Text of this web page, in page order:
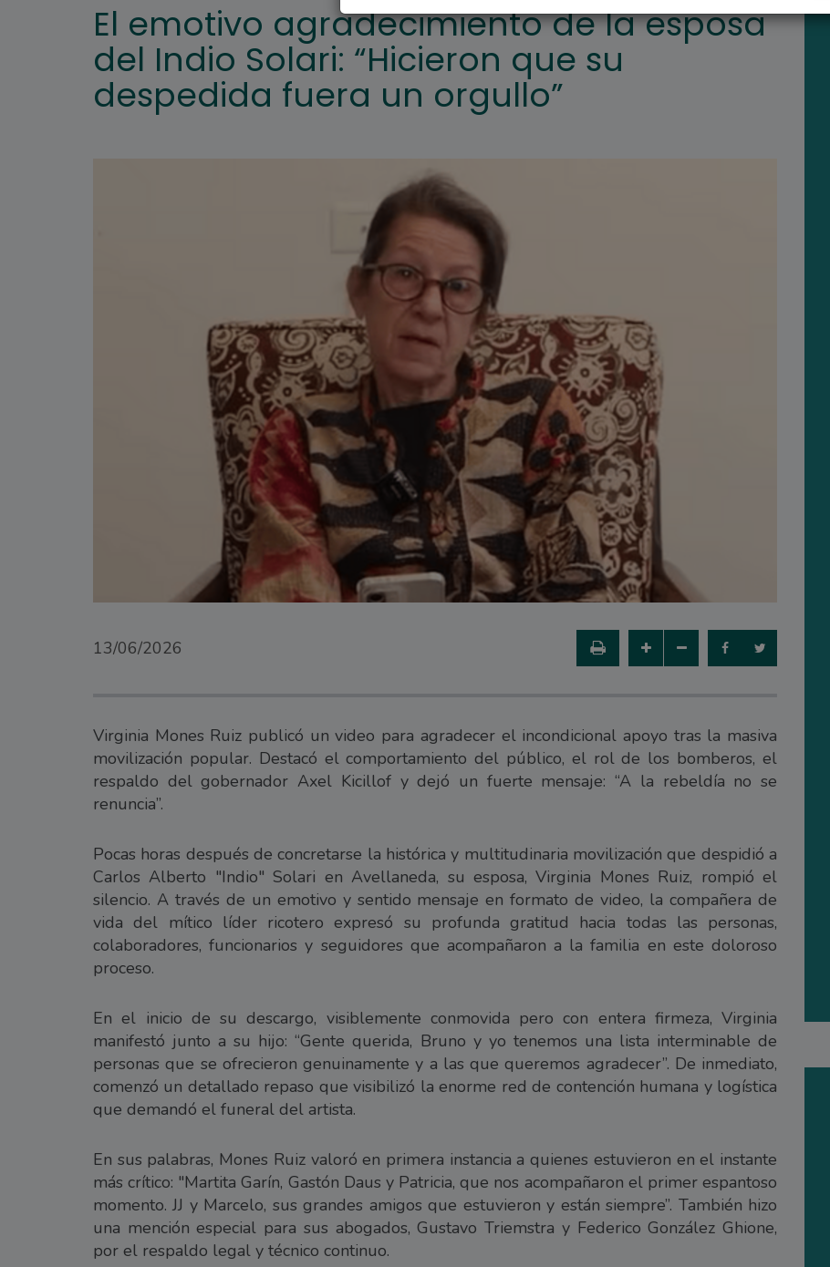
El emotivo agradecimiento de la esposa
del Indio Solari: “Hicieron que su
despedida fuera un orgullo”
13/06/2026
Virginia Mones Ruiz publicó un video para agradecer el incondicional apoyo tras la masiva
movilización popular. Destacó el comportamiento del público, el rol de los bomberos, el
respaldo del gobernador Axel Kicillof y dejó un fuerte mensaje: “A la rebeldía no se
renuncia”.
Pocas horas después de concretarse la histórica y multitudinaria movilización que despidió a
Carlos Alberto "Indio" Solari en Avellaneda, su esposa, Virginia Mones Ruiz, rompió el
silencio. A través de un emotivo y sentido mensaje en formato de video, la compañera de
vida del mítico líder ricotero expresó su profunda gratitud hacia todas las personas,
colaboradores, funcionarios y seguidores que acompañaron a la familia en este doloroso
proceso.
En el inicio de su descargo, visiblemente conmovida pero con entera firmeza, Virginia
manifestó junto a su hijo: “Gente querida, Bruno y yo tenemos una lista interminable de
personas que se ofrecieron genuinamente y a las que queremos agradecer”. De inmediato,
comenzó un detallado repaso que visibilizó la enorme red de contención humana y logística
que demandó el funeral del artista.
En sus palabras, Mones Ruiz valoró en primera instancia a quienes estuvieron en el instante
más crítico: "Martita Garín, Gastón Daus y Patricia, que nos acompañaron el primer espantoso
momento. JJ y Marcelo, sus grandes amigos que estuvieron y están siempre”. También hizo
una mención especial para sus abogados, Gustavo Triemstra y Federico González Ghione,
por el respaldo legal y técnico continuo.